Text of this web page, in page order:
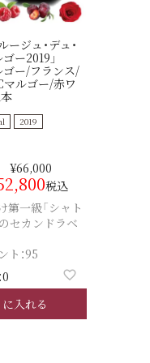
ージュ・デュ・
ー2019」
ゴー/フランス/
ルゴー/赤ワ
2019
¥66,000
税込
第一級「シャト
セカンドラベ
ト：95
入れる